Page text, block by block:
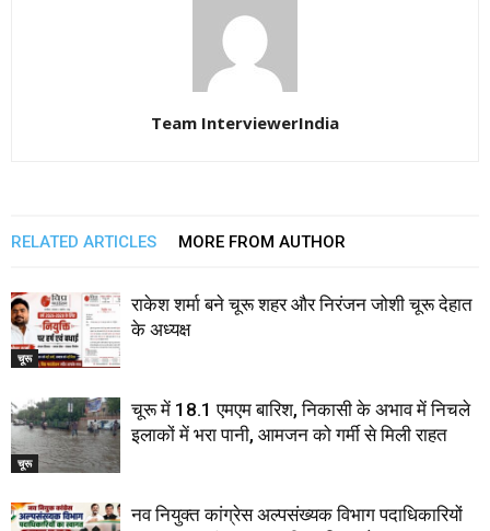
Team InterviewerIndia
RELATED ARTICLES MORE FROM AUTHOR
चूरू
राकेश शर्मा बने चूरू शहर और निरंजन जोशी चूरू देहात
के अध्यक्ष
चूरू
चूरू में 18.1 एमएम बारिश, निकासी के अभाव में निचले
इलाकों में भरा पानी, आमजन को गर्मी से मिली राहत
नव नियुक्त कांग्रेस अल्पसंख्यक विभाग पदाधिकारियों